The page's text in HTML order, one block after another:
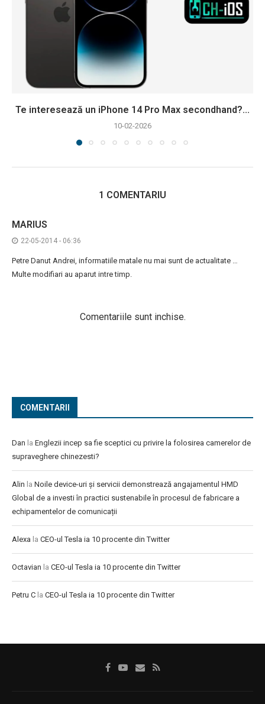
Te interesează un iPhone 14 Pro Max secondhand?...
10-02-2026
1 COMENTARIU
MARIUS
22-05-2014 - 06:36
Petre Danut Andrei, informatiile matale nu mai sunt de actualitate …
Multe modifiari au aparut intre timp.
Comentariile sunt inchise.
COMENTARII
Dan la Englezii incep sa fie sceptici cu privire la folosirea camerelor de
supraveghere chinezesti?
Alin la Noile device-uri și servicii demonstrează angajamentul HMD
Global de a investi în practici sustenabile în procesul de fabricare a
echipamentelor de comunicații
Alexa la CEO-ul Tesla ia 10 procente din Twitter
Octavian la CEO-ul Tesla ia 10 procente din Twitter
Petru C la CEO-ul Tesla ia 10 procente din Twitter